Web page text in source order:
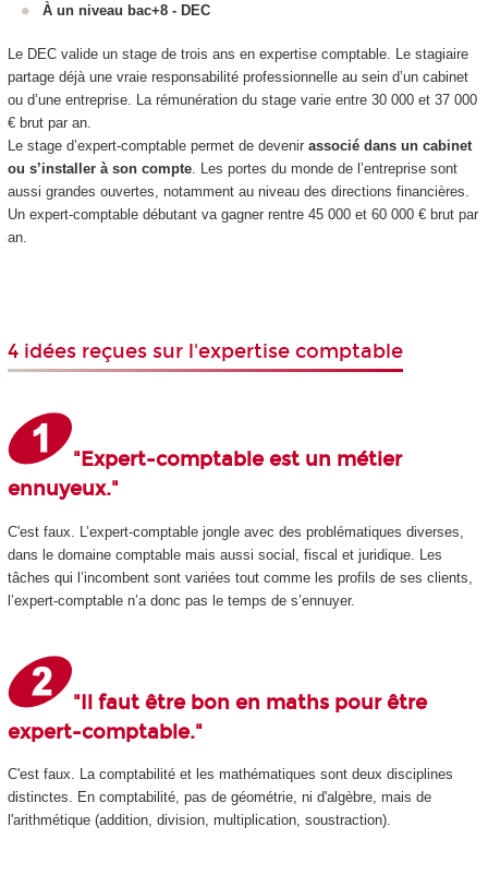
À un niveau bac+8 - DEC
Le DEC valide un stage de trois ans en expertise comptable. Le stagiaire
partage déjà une vraie responsabilité professionnelle au sein d’un cabinet
ou d’une entreprise. La rémunération du stage varie entre 30 000 et 37 000
€ brut par an.
Le stage d’expert-comptable permet de devenir associé dans un cabinet
ou s’installer à son compte. Les portes du monde de l’entreprise sont
aussi grandes ouvertes, notamment au niveau des directions financières.
Un expert-comptable débutant va gagner rentre 45 000 et 60 000 € brut par
an.
4 idées reçues sur l'expertise comptable
"Expert-comptable est un métier
ennuyeux."
C'est faux. L’expert-comptable jongle avec des problématiques diverses,
dans le domaine comptable mais aussi social, fiscal et juridique. Les
tâches qui l’incombent sont variées tout comme les profils de ses clients,
l’expert-comptable n’a donc pas le temps de s’ennuyer.
"Il faut être bon en maths pour être
expert-comptable."
C'est faux. La comptabilité et les mathématiques sont deux disciplines
distinctes. En comptabilité, pas de géométrie, ni d'algèbre, mais de
l'arithmétique (addition, division, multiplication, soustraction).